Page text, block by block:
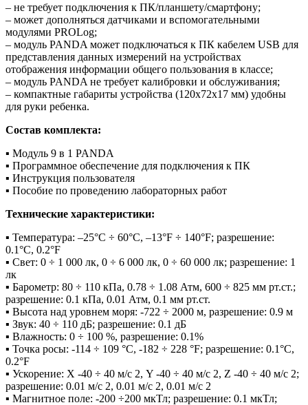
– не требует подключения к ПК/планшету/смартфону;
– может дополняться датчиками и вспомогательными
модулями PROLog;
– модуль PANDA может подключаться к ПК кабелем USB для
представления данных измерений на устройствах
отображения информации общего пользования в классе;
– модуль PANDA не требует калибровки и обслуживания;
– компактные габариты устройства (120x72x17 мм) удобны
для руки ребенка.
Состав комплекта:
▪ Модуль 9 в 1 PANDA
▪ Программное обеспечение для подключения к ПК
▪ Инструкция пользователя
▪ Пособие по проведению лабораторных работ
Технические характеристики:
▪ Температура: –25°C ÷ 60°C, –13°F ÷ 140°F; разрешение:
0.1°С, 0.2°F
▪ Свет: 0 ÷ 1 000 лк, 0 ÷ 6 000 лк, 0 ÷ 60 000 лк; разрешение: 1
лк
▪ Барометр: 80 ÷ 110 кПа, 0.78 ÷ 1.08 Атм, 600 ÷ 825 мм рт.ст.;
разрешение: 0.1 кПа, 0.01 Атм, 0.1 мм рт.ст.
▪ Высота над уровнем моря: -722 ÷ 2000 м, разрешение: 0.9 м
▪ Звук: 40 ÷ 110 дБ; разрешение: 0.1 дБ
▪ Влажность: 0 ÷ 100 %, разрешение: 0.1%
▪ Точка росы: -114 ÷ 109 °C, -182 ÷ 228 °F; разрешение: 0.1°C,
0.2°F
▪ Ускорение: X -40 ÷ 40 м/с 2, Y -40 ÷ 40 м/с 2, Z -40 ÷ 40 м/с 2;
разрешение: 0.01 м/с 2, 0.01 м/с 2, 0.01 м/с 2
▪ Магнитное поле: -200 ÷200 мкТл; разрешение: 0.1 мкТл;